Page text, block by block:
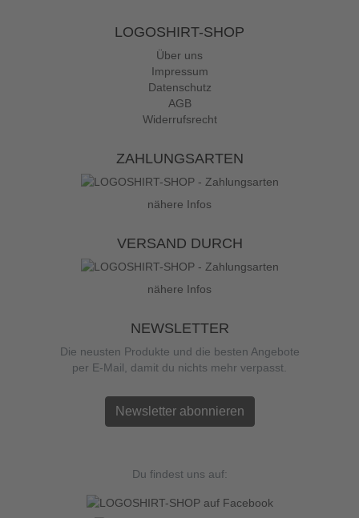
LOGOSHIRT-SHOP
Über uns
Impressum
Datenschutz
AGB
Widerrufsrecht
ZAHLUNGSARTEN
nähere Infos
VERSAND DURCH
nähere Infos
NEWSLETTER
Die neusten Produkte und die besten Angebote
per E-Mail, damit du nichts mehr verpasst.
Newsletter abonnieren
Du findest uns auf: